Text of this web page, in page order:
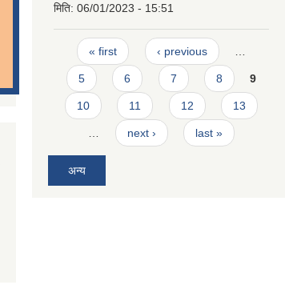
मिति: 06/01/2023 - 15:51
Pages
« first ‹ previous
5 6 7 8 9
10 11 12 13
next › last »
अन्य